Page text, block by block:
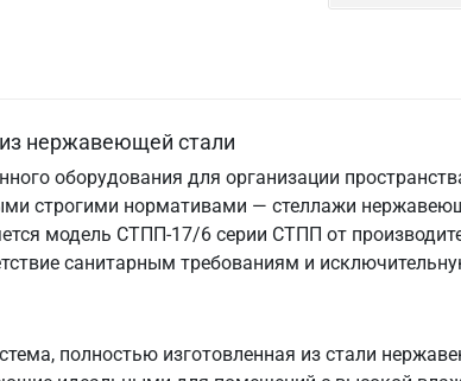
нержавеющей стали
оборудования для организации
строгими нормативами — стеллажи
модель СТПП-17/6 серии СТПП от
санитарным требованиям и
полностью изготовленная из стали